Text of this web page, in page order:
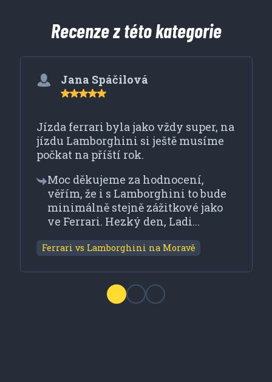
Recenze z této kategorie
Jana Spáčilová
Jízda ferrari byla jako vždy super, na
jízdu Lamborghini si ještě musíme
počkat na příští rok.
Moc děkujeme za hodnocení,
věřím, že i s Lamborghini to bude
minimálně stejně zážitkové jako
ve Ferrari. Hezký den, Ladi...
Ferrari vs Lamborghini na Moravě